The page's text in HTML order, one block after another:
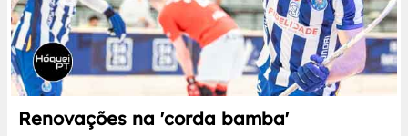
Renovações na 'corda bamba'